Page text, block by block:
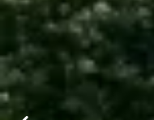
Wohnung
Loft
Duplex